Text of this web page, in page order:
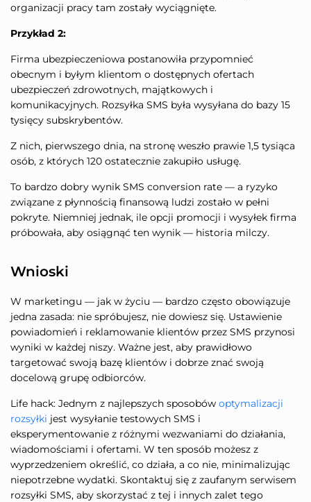
organizacji pracy tam zostały wyciągnięte.
Przykład 2:
Firma ubezpieczeniowa postanowiła przypomnieć
obecnym i byłym klientom o dostępnych ofertach
ubezpieczeń zdrowotnych, majątkowych i
komunikacyjnych. Rozsyłka SMS była wysyłana do bazy 15
tysięcy subskrybentów.
Z nich, pierwszego dnia, na stronę weszło prawie 1,5 tysiąca
osób, z których 120 ostatecznie zakupiło usługę.
To bardzo dobry wynik SMS conversion rate — a ryzyko
związane z płynnością finansową ludzi zostało w pełni
pokryte. Niemniej jednak, ile opcji promocji i wysyłek firma
próbowała, aby osiągnąć ten wynik — historia milczy.
Wnioski
W marketingu — jak w życiu — bardzo często obowiązuje
jedna zasada: nie spróbujesz, nie dowiesz się. Ustawienie
powiadomień i reklamowanie klientów przez SMS przynosi
wyniki w każdej niszy. Ważne jest, aby prawidłowo
targetować swoją bazę klientów i dobrze znać swoją
docelową grupę odbiorców.
Life hack: Jednym z najlepszych sposobów optymalizacji
rozsyłki jest wysyłanie testowych SMS i
eksperymentowanie z różnymi wezwaniami do działania,
wiadomościami i ofertami. W ten sposób możesz z
wyprzedzeniem określić, co działa, a co nie, minimalizując
niepotrzebne wydatki. Skontaktuj się z zaufanym serwisem
rozsyłki SMS, aby skorzystać z tej i innych zalet tego